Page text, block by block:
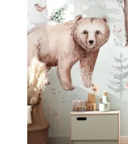
Papier peint Fleurs
délicates
À partir
de
29,90€